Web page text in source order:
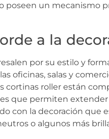
poseen un mecanismo
a la
por su estilo y
oficinas, salas y
cortinas roller están
que permiten extender
con la decoración que
o algunos más